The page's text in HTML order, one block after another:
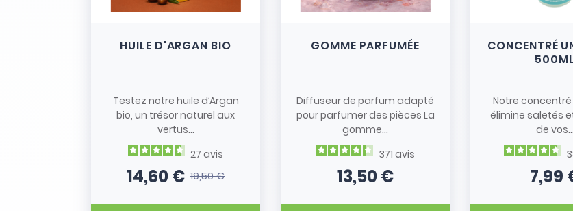
HUILE D'ARGAN BIO
Testez notre huile d’Argan
bio, un trésor naturel aux
vertus...
27 avis
Prix
14,60 €Prix de base
19,50 €
GOMME PARFUMÉE
Diffuseur de parfum adapté
pour parfumer des pièces La
gomme...
371 avis
Prix
13,50 €
CONCENTRÉ
500ML
Notre
élimine saletés
de vos...
Prix
7,99